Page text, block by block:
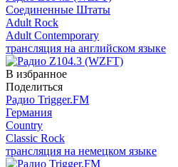
Соединенные Штаты
Adult Rock
Adult Contemporary
трансляция на английском языке
В избранное
Поделиться
Радио Trigger.FM
Германия
Country
Classic Rock
трансляция на немецком языке